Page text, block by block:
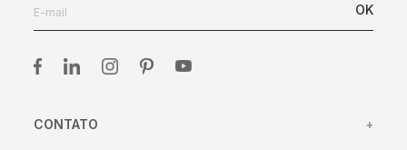
OK
CONTATO +